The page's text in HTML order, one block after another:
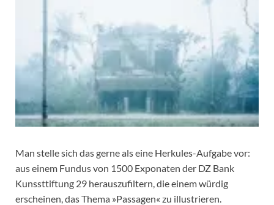
Man stelle sich das gerne als eine Herkules-Aufgabe vor:
aus einem Fundus von 1500 Exponaten der DZ Bank
Kunssttiftung 29 herauszufiltern, die einem würdig
erscheinen, das Thema »Passagen« zu illustrieren.